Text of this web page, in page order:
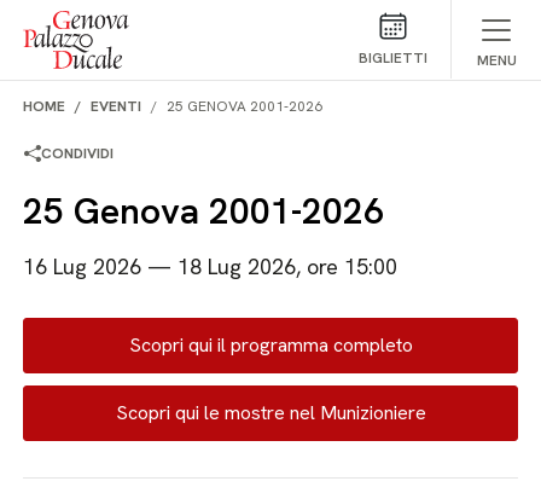
Salta al contenuto
BIGLIETTI MENU
HOME EVENTI 25 GENOVA 2001-2026
CONDIVIDI
25 Genova 2001-2026
16 Lug 2026 — 18 Lug 2026, ore 15:00
Scopri qui il programma completo
Scopri qui le mostre nel Munizioniere